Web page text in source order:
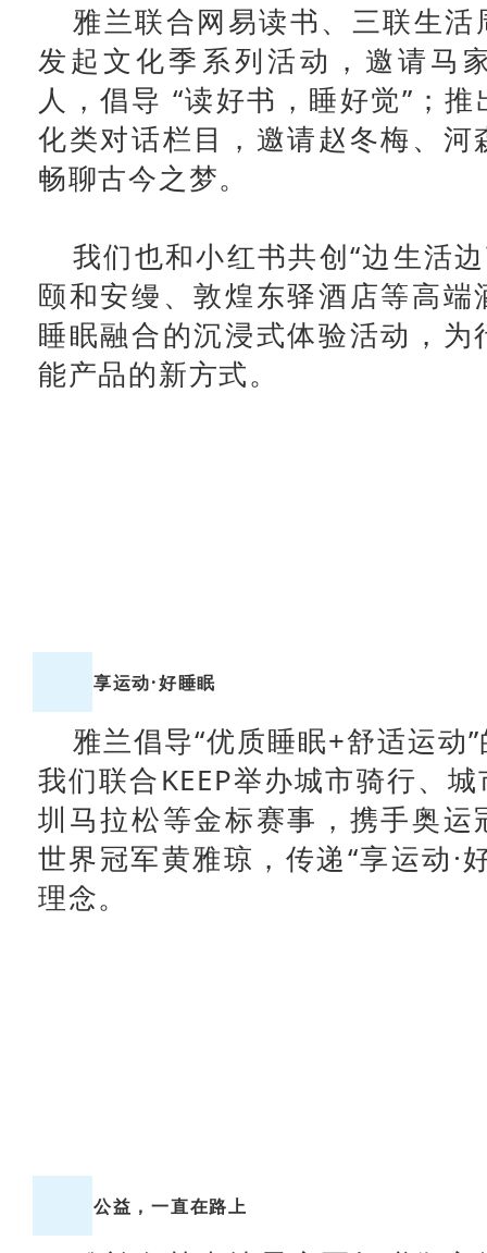
雅兰联合网易读书、三联生
发起文化季系列活动，邀请马
人，倡导 “读好书，睡好觉”；推
化类对话栏目，邀请赵冬梅、河
畅聊古今之梦。
我们也和小红书共创“边生活
颐和安缦、敦煌东驿酒店等高
睡眠融合的沉浸式体验活动，
能产品的新方式。
享运动·好睡眠
雅兰倡导“优质睡眠+舒适运动
我们联合KEEP举办城市骑行、
圳马拉松等金标赛事，携手奥运
世界冠军黄雅琼，传递“享运动·
理念。
公益，一直在路上